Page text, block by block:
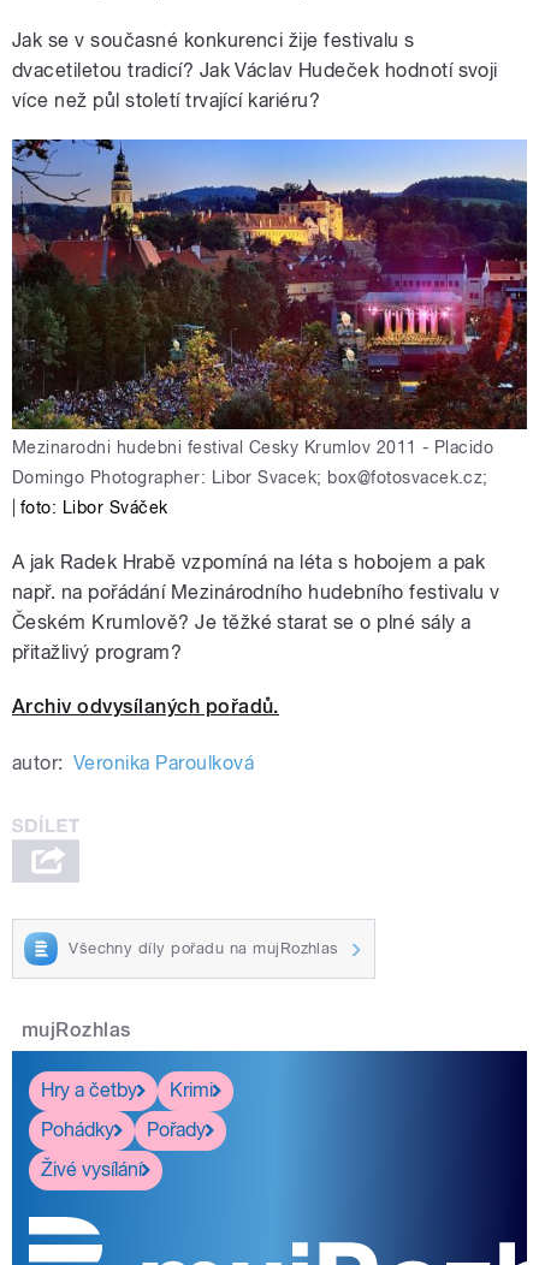
Jak se v současné konkurenci žije festivalu s
dvacetiletou tradicí? Jak Václav Hudeček hodnotí svoji
více než půl století trvající kariéru?
Mezinarodni hudebni festival Cesky Krumlov 2011 - Placido
Domingo Photographer: Libor Svacek; box@fotosvacek.cz;
foto: Libor Sváček
A jak Radek Hrabě vzpomíná na léta s hobojem a pak
např. na pořádání Mezinárodního hudebního festivalu v
Českém Krumlově? Je těžké starat se o plné sály a
přitažlivý program?
Archiv odvysílaných pořadů.
autor: Veronika Paroulková
Všechny díly pořadu na mujRozhlas
mujRozhlas
Hry a četby
Krimi
Pohádky
Pořady
Živé vysílání